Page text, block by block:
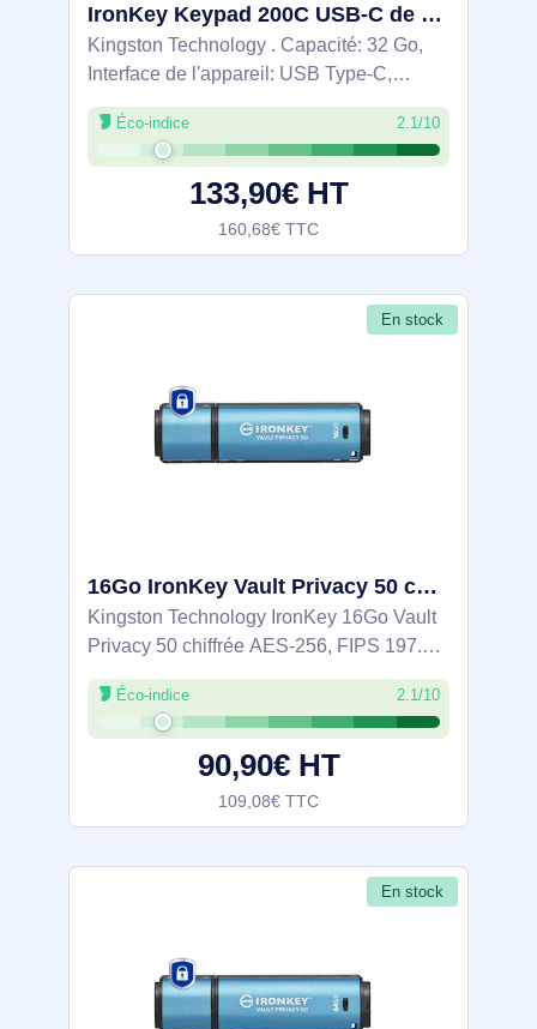
IronKey Keypad 200C USB-C de 32 Go, FIPS 140-3 niveau 3 AES-256 - IKKP200C/32GB
Kingston Technology . Capacité: 32 Go,
Interface de l'appareil: USB Type-C,
Version USB: 3.2 Gen 1 (3.1 Gen 1),
Vitesse de lecture: 145 Mo/s, Vitesse
d'écriture: 115 Mo/s. Format: Gaine.
Éco-indice 2.1/10
133,90€ HT
160,68€ TTC
En stock
16Go IronKey Vault Privacy 50 chiffrée AES-256, FIPS 197 - IKVP50/16GB
Kingston Technology IronKey 16Go Vault
Privacy 50 chiffrée AES-256, FIPS 197.
Capacité: 16 Go, Interface de l'appareil:
USB Type-A, Version USB: 3.2 Gen 1 (3.1
Gen 1), Vitesse de lecture: 250 Mo/s,
Éco-indice 2.1/10
90,90€ HT
109,08€ TTC
En stock